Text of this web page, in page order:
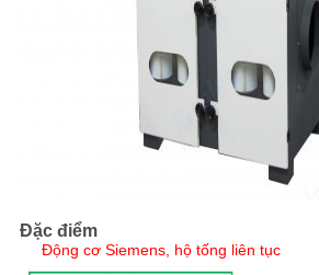
Đặc điểm
Động cơ Siemens, hộ tống liên tục